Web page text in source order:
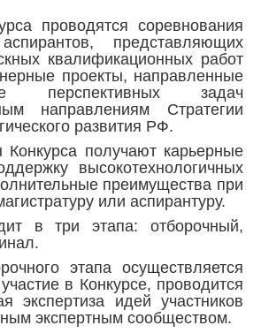
проводятся соревнования
представляющих
квалификационных работ
проекты, направленные
перспективных задач
направлениям Стратегии
развития РФ.
получают карьерные
высокотехнологичных
преимущества при
или аспирантуру.
в три этапа: отборочный,
этапа осуществляется
в Конкурсе, проводится
экспертиза идей участников
экспертным сообществом.